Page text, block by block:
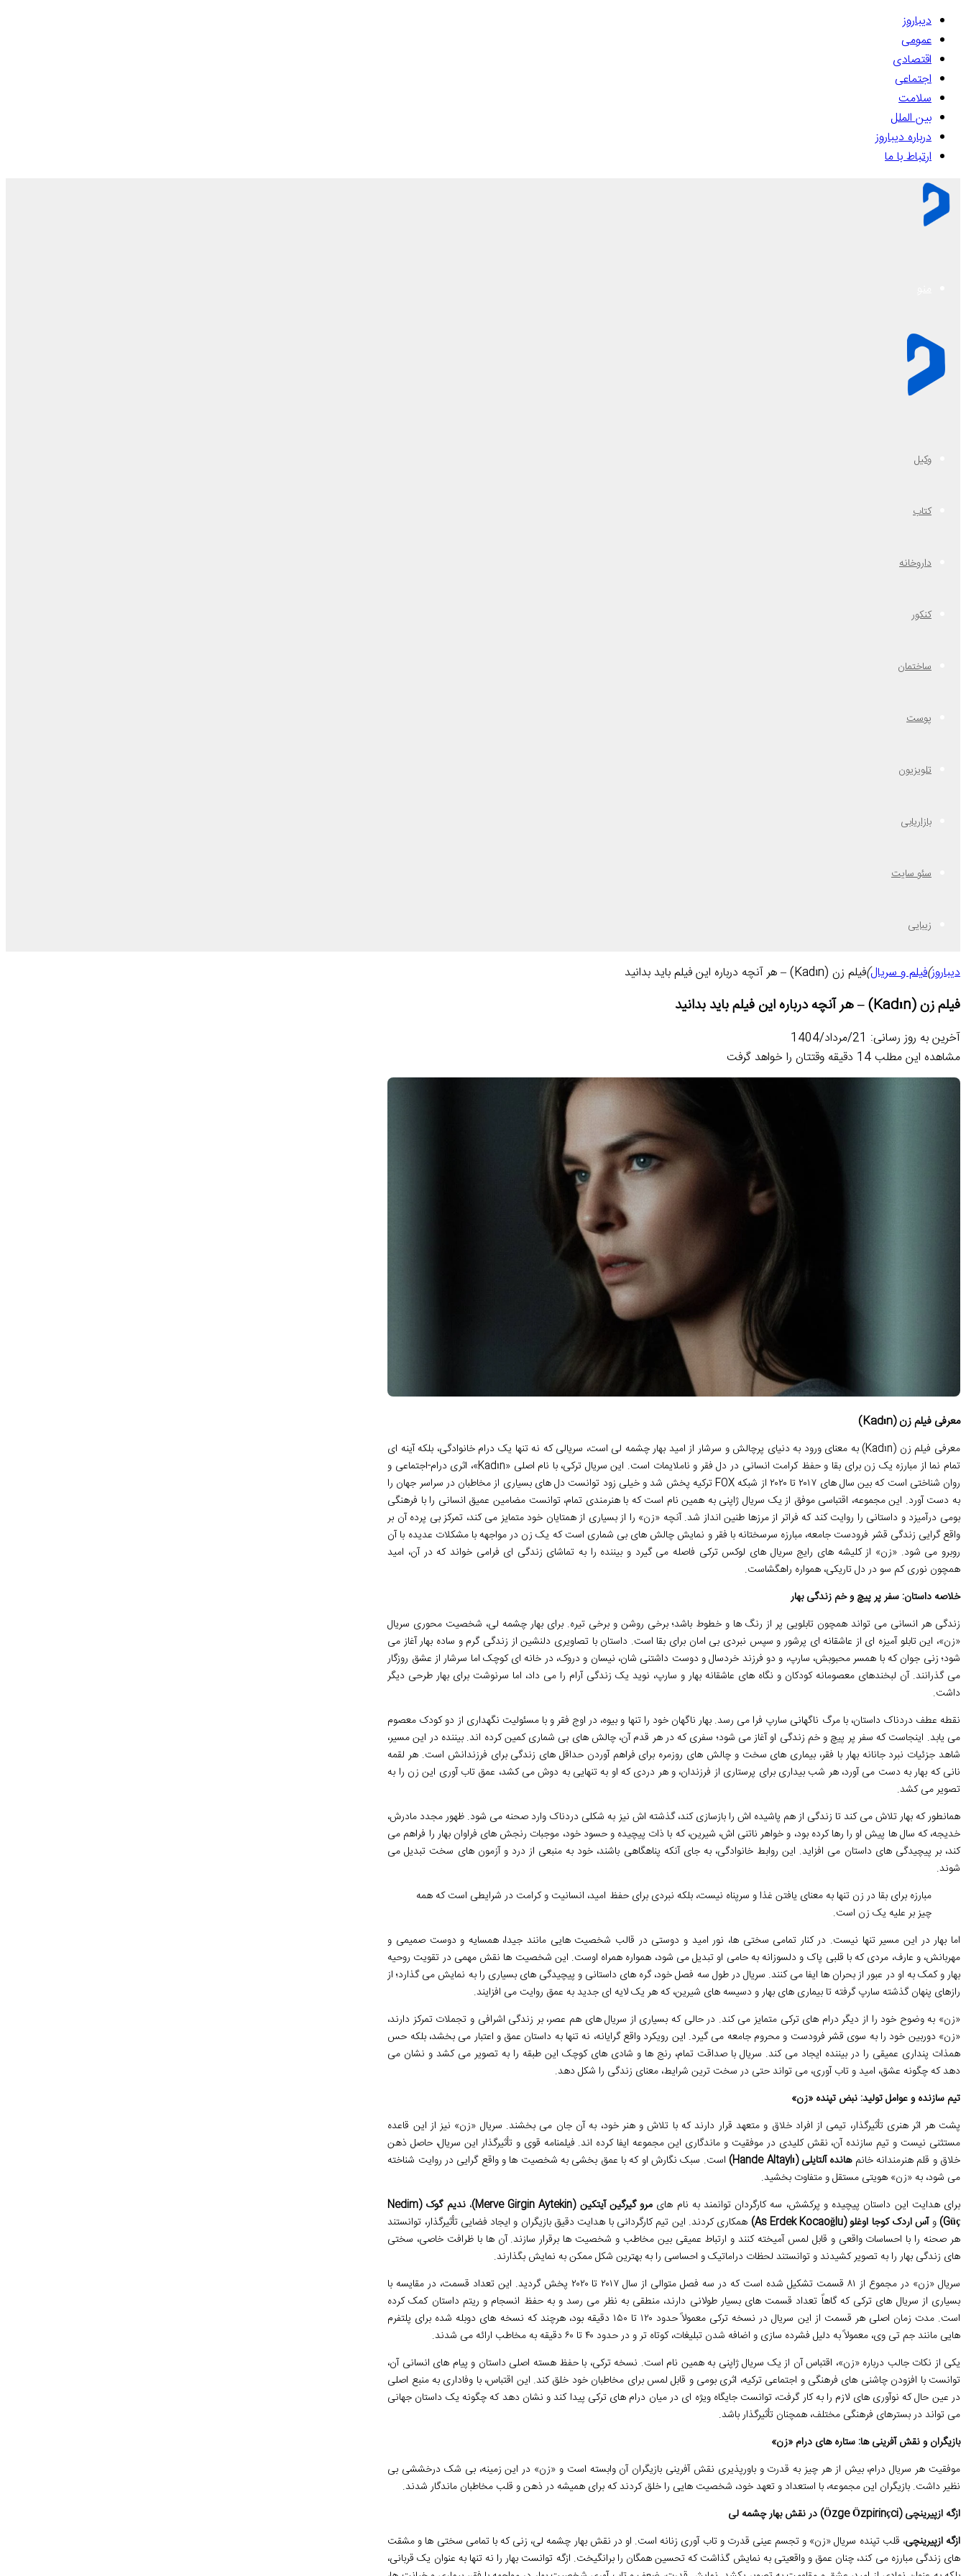
دیباروز
عمومی
اقتصادی
اجتماعی
سلامت
بین الملل
درباره دیباروز
ارتباط با ما
وکیل
کتاب
داروخانه
کنکور
ساختمان
پوست
تلویزیون
بازاریابی
سئو سایت
زیبایی
دیباروز)فیلم و سریال)فیلم زن (Kadın) – هر آنچه درباره این فیلم باید بدانید
فیلم زن (Kadın) – هر آنچه درباره این فیلم باید بدانید
آخرین به روز رسانی: 21/مرداد/1404
مشاهده این مطلب 14 دقیقه وقتتان را خواهد گرفت
معرفی فیلم زن (Kadın)
معرفی فیلم زن (Kadın) به معنای ورود به دنیای پرچالش و سرشار از امید بهار چشمه لی است، سریالی که نه تنها یک درام خانوادگی، بلکه آینه ای
تمام نما از مبارزه یک زن برای بقا و حفظ کرامت انسانی در دل فقر و ناملایمات است. این سریال ترکی، با نام اصلی «Kadın»، اثری درام-اجتماعی و
روان شناختی است که بین سال های ۲۰۱۷ تا ۲۰۲۰ از شبکه FOX ترکیه پخش شد و خیلی زود توانست دل های بسیاری از مخاطبان در سراسر جهان را
به دست آورد. این مجموعه، اقتباسی موفق از یک سریال ژاپنی به همین نام است که با هنرمندی تمام، توانست مضامین عمیق انسانی را با فرهنگی
بومی درآمیزد و داستانی را روایت کند که فراتر از مرزها طنین انداز شد. آنچه «زن» را از بسیاری از همتایان خود متمایز می کند، تمرکز بی پرده آن بر
واقع گرایی زندگی قشر فرودست جامعه، مبارزه سرسختانه با فقر و نمایش چالش های بی شماری است که یک زن در مواجهه با مشکلات عدیده با آن
روبرو می شود. «زن» از کلیشه های رایج سریال های لوکس ترکی فاصله می گیرد و بیننده را به تماشای زندگی ای فرامی خواند که در آن، امید
همچون نوری کم سو در دل تاریکی، همواره راهگشاست.
خلاصه داستان: سفر پر پیچ و خم زندگی بهار
زندگی هر انسانی می تواند همچون تابلویی پر از رنگ ها و خطوط باشد؛ برخی روشن و برخی تیره. برای بهار چشمه لی، شخصیت محوری سریال
«زن»، این تابلو آمیزه ای از عاشقانه ای پرشور و سپس نبردی بی امان برای بقا است. داستان با تصاویری دلنشین از زندگی گرم و ساده بهار آغاز می
شود؛ زنی جوان که با همسر محبوبش، سارپ، و دو فرزند خردسال و دوست داشتنی شان، نیسان و دروک، در خانه ای کوچک اما سرشار از عشق روزگار
می گذرانند. آن لبخندهای معصومانه کودکان و نگاه های عاشقانه بهار و سارپ، نوید یک زندگی آرام را می داد، اما سرنوشت برای بهار طرحی دیگر
داشت.
نقطه عطف دردناک داستان، با مرگ ناگهانی سارپ فرا می رسد. بهار ناگهان خود را تنها و بیوه، در اوج فقر و با مسئولیت نگهداری از دو کودک معصوم
می یابد. اینجاست که سفر پر پیچ و خم زندگی او آغاز می شود؛ سفری که در هر قدم آن، چالش های بی شماری کمین کرده اند. بیننده در این مسیر،
شاهد جزئیات نبرد جانانه بهار با فقر، بیماری های سخت و چالش های روزمره برای فراهم آوردن حداقل های زندگی برای فرزندانش است. هر لقمه
نانی که بهار به دست می آورد، هر شب بیداری برای پرستاری از فرزندان، و هر دردی که او به تنهایی به دوش می کشد، عمق تاب آوری این زن را به
تصویر می کشد.
همانطور که بهار تلاش می کند تا زندگی از هم پاشیده اش را بازسازی کند، گذشته اش نیز به شکلی دردناک وارد صحنه می شود. ظهور مجدد مادرش،
خدیجه، که سال ها پیش او را رها کرده بود، و خواهر ناتنی اش، شیرین، که با ذات پیچیده و حسود خود، موجبات رنجش های فراوان بهار را فراهم می
کند، بر پیچیدگی های داستان می افزاید. این روابط خانوادگی، به جای آنکه پناهگاهی باشند، خود به منبعی از درد و آزمون های سخت تبدیل می
شوند.
مبارزه برای بقا در زن تنها به معنای یافتن غذا و سرپناه نیست، بلکه نبردی برای حفظ امید، انسانیت و کرامت در شرایطی است که همه
چیز بر علیه یک زن است.
اما بهار در این مسیر تنها نیست. در کنار تمامی سختی ها، نور امید و دوستی در قالب شخصیت هایی مانند جیدا، همسایه و دوست صمیمی و
مهربانش، و عارف، مردی که با قلبی پاک و دلسوزانه به حامی او تبدیل می شود، همواره همراه اوست. این شخصیت ها نقش مهمی در تقویت روحیه
بهار و کمک به او در عبور از بحران ها ایفا می کنند. سریال در طول سه فصل خود، گره های داستانی و پیچیدگی های بسیاری را به نمایش می گذارد؛ از
رازهای پنهان گذشته سارپ گرفته تا بیماری های بهار و دسیسه های شیرین، که هر یک لایه ای جدید به عمق روایت می افزایند.
«زن» به وضوح خود را از دیگر درام های ترکی متمایز می کند. در حالی که بسیاری از سریال های هم عصر، بر زندگی اشرافی و تجملات تمرکز دارند،
«زن» دوربین خود را به سوی قشر فرودست و محروم جامعه می گیرد. این رویکرد واقع گرایانه، نه تنها به داستان عمق و اعتبار می بخشد، بلکه حس
همذات پنداری عمیقی را در بیننده ایجاد می کند. سریال با صداقت تمام، رنج ها و شادی های کوچک این طبقه را به تصویر می کشد و نشان می
دهد که چگونه عشق، امید و تاب آوری، می تواند حتی در سخت ترین شرایط، معنای زندگی را شکل دهد.
تیم سازنده و عوامل تولید: نبض تپنده «زن»
پشت هر اثر هنری تأثیرگذار، تیمی از افراد خلاق و متعهد قرار دارند که با تلاش و هنر خود، به آن جان می بخشند. سریال «زن» نیز از این قاعده
مستثنی نیست و تیم سازنده آن، نقش کلیدی در موفقیت و ماندگاری این مجموعه ایفا کرده اند. فیلمنامه قوی و تأثیرگذار این سریال، حاصل ذهن
خلاق و قلم هنرمندانه خانمهانده آلتایلی (Hande Altaylı)
است. سبک نگارش او که با عمق بخشی به شخصیت ها و واقع گرایی در روایت شناخته
می شود، به «زن» هویتی مستقل و متفاوت بخشید.
برای هدایت این داستان پیچیده و پرکشش، سه کارگردان توانمند به نام های مرو گیرگین آیتکین (Merve Girgin Aytekin) ،
ندیم گوک (Nedim
Güç) وآس اردک کوجا اوغلو (As Erdek Kocaoğlu)
همکاری کردند. این تیم کارگردانی با هدایت دقیق بازیگران و ایجاد فضایی تأثیرگذار، توانستند
هر صحنه را با احساسات واقعی و قابل لمس آمیخته کنند و ارتباط عمیقی بین مخاطب و شخصیت ها برقرار سازند. آن ها با ظرافت خاصی، سختی
های زندگی بهار را به تصویر کشیدند و توانستند لحظات دراماتیک و احساسی را به بهترین شکل ممکن به نمایش بگذارند.
سریال «زن» در مجموع از ۸۱ قسمت تشکیل شده است که در سه فصل متوالی از سال ۲۰۱۷ تا ۲۰۲۰ پخش گردید. این تعداد قسمت، در مقایسه با
بسیاری از سریال های ترکی که گاهاً تعداد قسمت های بسیار طولانی دارند، منطقی به نظر می رسد و به حفظ انسجام و ریتم داستان کمک کرده
است. مدت زمان اصلی هر قسمت از این سریال در نسخه ترکی معمولاً حدود ۱۲۰ تا ۱۵۰ دقیقه بود، هرچند که نسخه های دوبله شده برای پلتفرم
هایی مانند جم تی وی، معمولاً به دلیل فشرده سازی و اضافه شدن تبلیغات، کوتاه تر و در حدود ۴۰ تا ۶۰ دقیقه به مخاطب ارائه می شدند.
یکی از نکات جالب درباره «زن»، اقتباس آن از یک سریال ژاپنی به همین نام است. نسخه ترکی، با حفظ هسته اصلی داستان و پیام های انسانی آن،
توانست با افزودن چاشنی های فرهنگی و اجتماعی ترکیه، اثری بومی و قابل لمس برای مخاطبان خود خلق کند. این اقتباس، با وفاداری به منبع اصلی
در عین حال که نوآوری های لازم را به کار گرفت، توانست جایگاه ویژه ای در میان درام های ترکی پیدا کند و نشان دهد که چگونه یک داستان جهانی
می تواند در بسترهای فرهنگی مختلف، همچنان تأثیرگذار باشد.
بازیگران و نقش آفرینی ها: ستاره های درام «زن»
موفقیت هر سریال درام، بیش از هر چیز به قدرت و باورپذیری نقش آفرینی بازیگران آن وابسته است و «زن» در این زمینه، بی شک درخششی بی
نظیر داشت. بازیگران این مجموعه، با استعداد و تعهد خود، شخصیت هایی را خلق کردند که برای همیشه در ذهن و قلب مخاطبان ماندگار شدند.
ازگه ازپیرینچی (Özge Özpirinçci) در نقش بهار چشمه لی
ازگه ازپیرینچی، قلب تپنده سریال «زن» و تجسم عینی قدرت و تاب آوری زنانه است. او در نقش بهار چشمه لی، زنی که با تمامی سختی ها و مشقت
های زندگی مبارزه می کند، چنان عمق و واقعیتی به نمایش گذاشت که تحسین همگان را برانگیخت. ازگه توانست بهار را نه تنها به عنوان یک قربانی،